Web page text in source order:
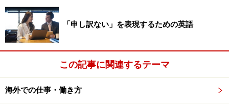
また、速いと思われていた都市でもそうでもなかった、
ンドンは12位、東京は16位だったそうです。
ちなみに、最ものんびりしていたのはマラウイのブラン
タイアとバーレーンのマナマという町。
「申し訳ない」を表現するための英語
この記事に関連するテーマ
海外での仕事・働き方